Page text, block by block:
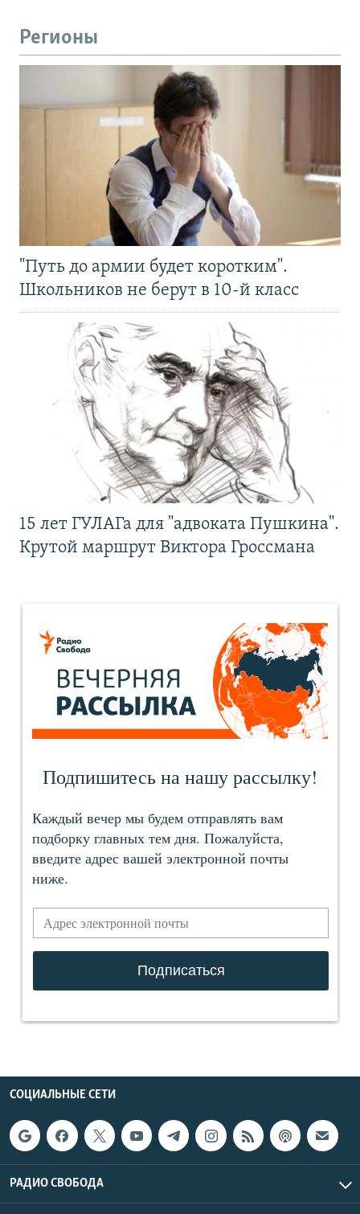
Регионы
"Путь до армии будет коротким".
Школьников не берут в 10-й класс
15 лет ГУЛАГа для "адвоката Пушкина".
Крутой маршрут Виктора Гроссмана
СОЦИАЛЬНЫЕ СЕТИ
РАДИО СВОБОДА